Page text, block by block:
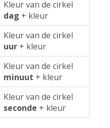
Kleur van de cirkel
dag + kleur
Kleur van de cirkel
uur + kleur
Kleur van de cirkel
minuut + kleur
Kleur van de cirkel
seconde + kleur